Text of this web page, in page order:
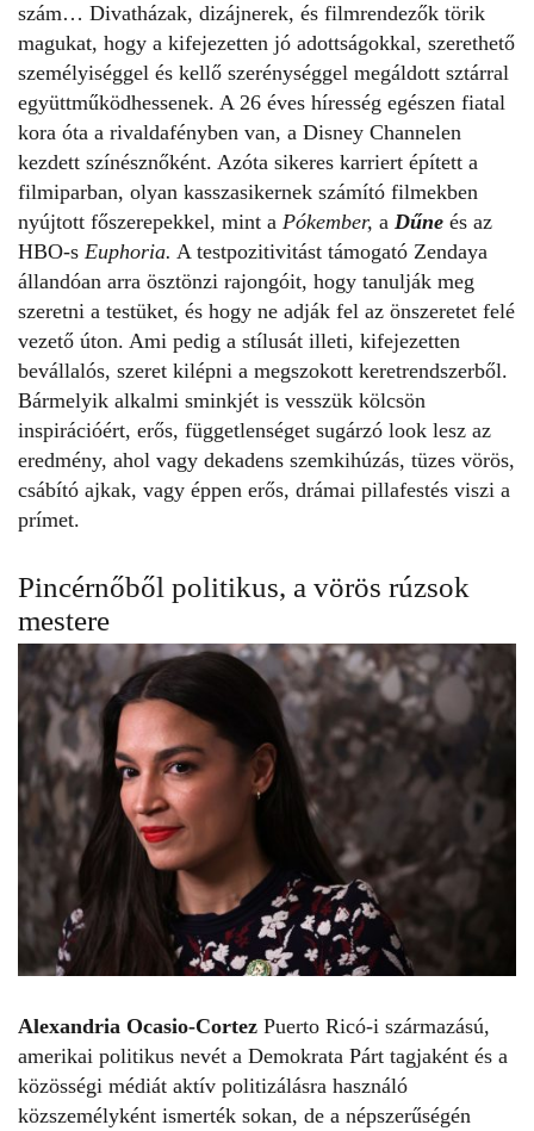
szám… Divatházak, dizájnerek, és filmrendezők törik
magukat, hogy a kifejezetten jó adottságokkal, szerethető
személyiséggel és kellő szerénységgel megáldott sztárral
együttműködhessenek. A 26 éves híresség egészen fiatal
kora óta a rivaldafényben van, a Disney Channelen
kezdett színésznőként. Azóta sikeres karriert épített a
filmiparban, olyan kasszasikernek számító filmekben
nyújtott főszerepekkel, mint a Pókember, a Dűne és az
HBO-s Euphoria. A testpozitivitást támogató Zendaya
állandóan arra ösztönzi rajongóit, hogy tanulják meg
szeretni a testüket, és hogy ne adják fel az önszeretet felé
vezető úton. Ami pedig a stílusát illeti, kifejezetten
bevállalós, szeret kilépni a megszokott keretrendszerből.
Bármelyik alkalmi sminkjét is vesszük kölcsön
inspirációért, erős, függetlenséget sugárzó look lesz az
eredmény, ahol vagy dekadens szemkihúzás, tüzes vörös,
csábító ajkak, vagy éppen erős, drámai pillafestés viszi a
prímet.
Pincérnőből politikus, a vörös rúzsok
mestere
Alexandria Ocasio-Cortez Puerto Ricó-i származású,
amerikai politikus nevét a Demokrata Párt tagjaként és a
közösségi médiát aktív politizálásra használó
közszemélyként ismerték sokan, de a népszerűségén